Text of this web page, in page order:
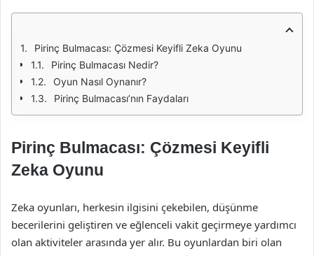
Pirinç Bulmacası: Çözmesi Keyifli Zeka Oyunu
Pirinç Bulmacası Nedir?
Oyun Nasıl Oynanır?
Pirinç Bulmacası’nın Faydaları
Pirinç Bulmacası: Çözmesi Keyifli
Zeka Oyunu
Zeka oyunları, herkesin ilgisini çekebilen, düşünme
becerilerini geliştiren ve eğlenceli vakit geçirmeye yardımcı
olan aktiviteler arasında yer alır. Bu oyunlardan biri olan